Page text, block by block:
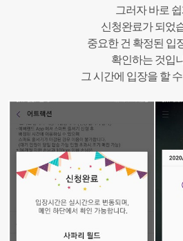
그러자 바로 쉽
신청완료가 되었
중요한 건 확정된 입
확인하는 것입
그 시간에 입장을 할